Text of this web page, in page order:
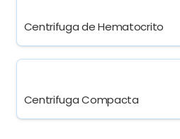
Centrifuga de Hematocrito
Centrifuga Compacta